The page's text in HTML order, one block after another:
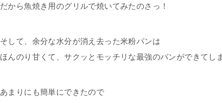
だから魚焼き用のグリルで焼いてみたのさっ！
そして、余分な水分が消え去った米粉パンは
ほんのり甘くて、サクッとモッチリな最強のパンができてし
あまりにも簡単にできたので